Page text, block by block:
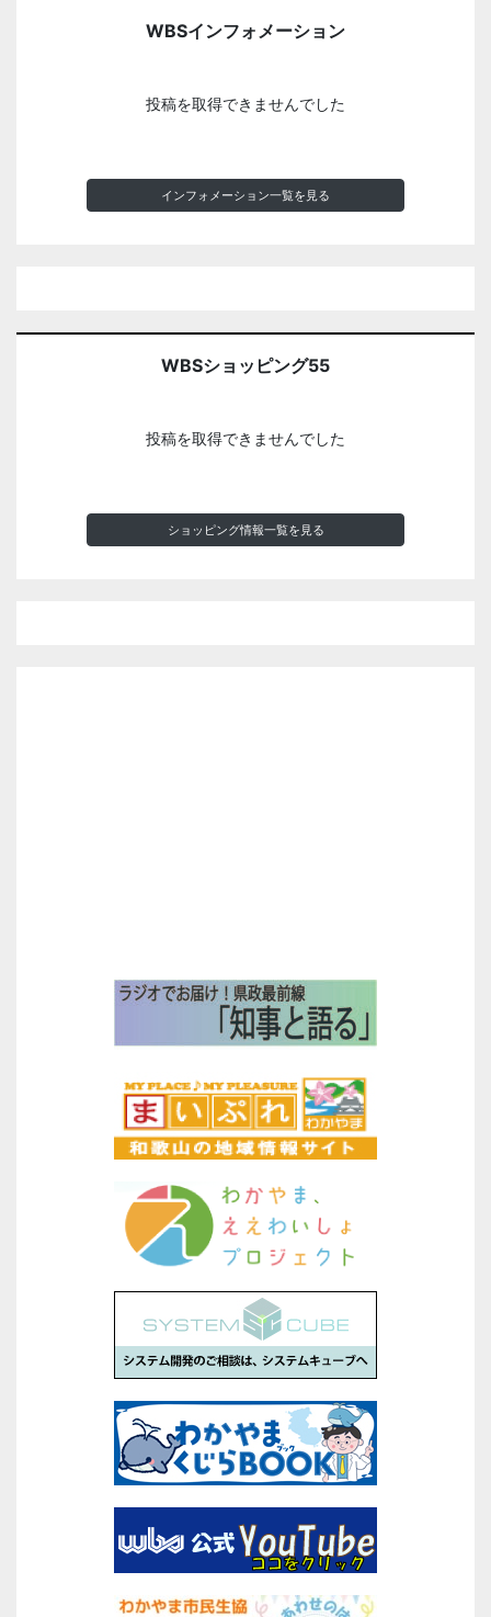
WBSインフォメーション
投稿を取得できませんでした
インフォメーション一覧を見る
WBSショッピング55
投稿を取得できませんでした
ショッピング情報一覧を見る